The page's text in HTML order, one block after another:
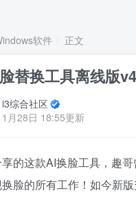
软件 正文
替换工具离线版
i3综合社区
1月28日 18:55更新
的这款AI换脸工具，趣
脸的所有工作！如今新